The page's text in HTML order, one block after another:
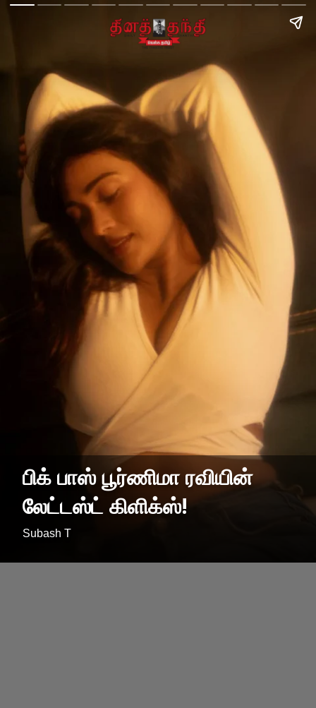
பிக் பாஸ் பூர்ணிமா ரவியின்
லேட்டஸ்ட் கிளிக்ஸ்!
Subash T